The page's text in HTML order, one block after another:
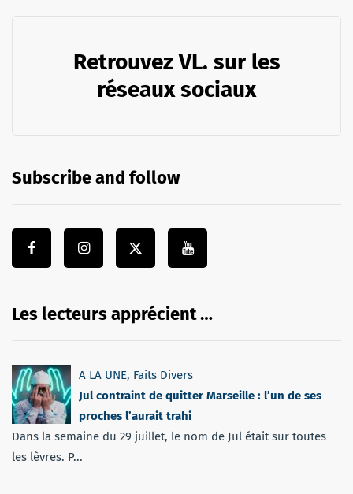
Retrouvez VL. sur les
réseaux sociaux
Subscribe and follow
Les lecteurs apprécient …
A LA UNE, Faits Divers
Jul contraint de quitter Marseille : l’un de ses
proches l’aurait trahi
Dans la semaine du 29 juillet, le nom de Jul était sur toutes
les lèvres. P...